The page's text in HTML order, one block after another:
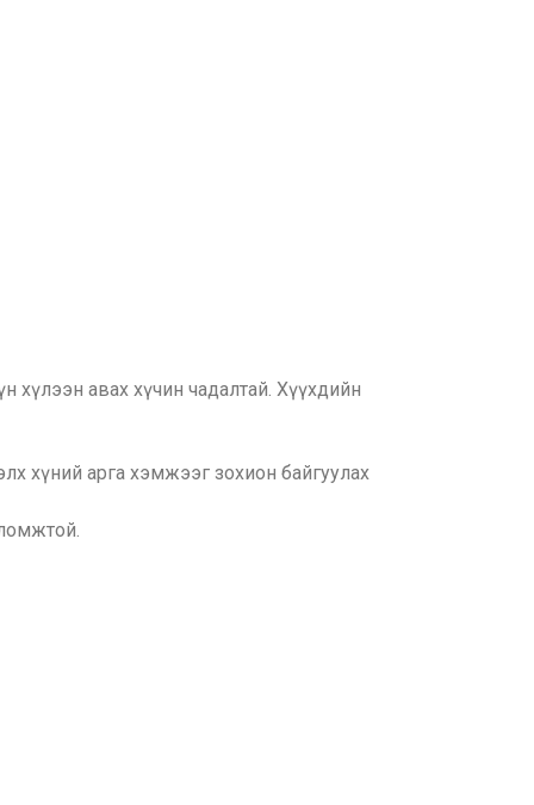
авах хүчин чадалтай. Хүүхдийн
хүний арга хэмжээг зохион байгуулах